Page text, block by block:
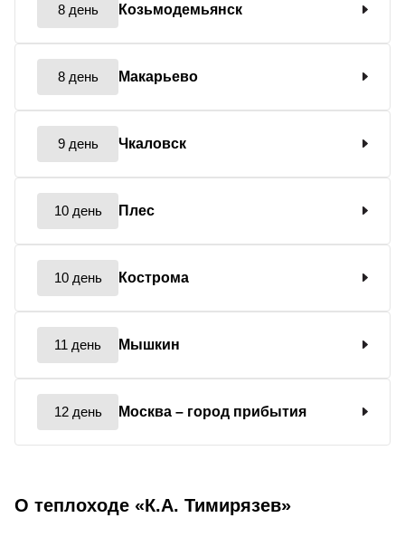
8 день Козьмодемьянск
8 день Макарьево
9 день Чкаловск
10 день Плес
10 день Кострома
11 день Мышкин
12 день Москва – город прибытия
О теплоходе «К.А. Тимирязев»